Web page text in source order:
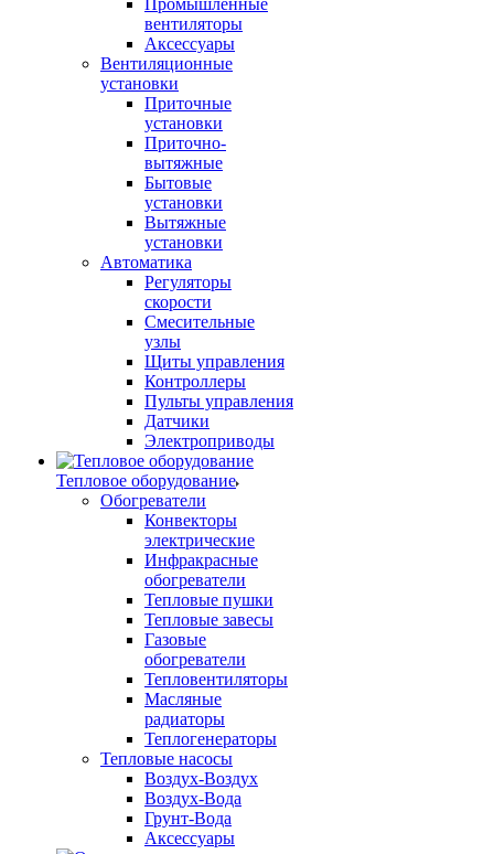
Промышленные
вентиляторы
Аксессуары
Вентиляционные
установки
Приточные
установки
Приточно-
вытяжные
Бытовые
установки
Вытяжные
установки
Автоматика
Регуляторы
скорости
Смесительные
узлы
Щиты управления
Контроллеры
Пульты управления
Датчики
Электроприводы
Тепловое оборудование
Обогреватели
Конвекторы
электрические
Инфракрасные
обогреватели
Тепловые пушки
Тепловые завесы
Газовые
обогреватели
Тепловентиляторы
Масляные
радиаторы
Теплогенераторы
Тепловые насосы
Воздух-Воздух
Воздух-Вода
Грунт-Вода
Аксессуары